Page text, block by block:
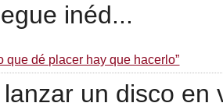
inéd...
que dé placer hay que hacerlo”
un disco